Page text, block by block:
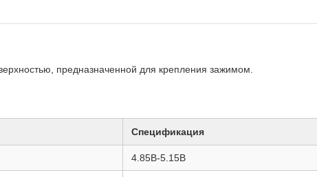
предназначенной для крепления зажимом.
Спецификация
4.85В-5.15В